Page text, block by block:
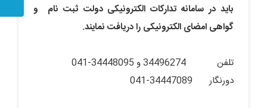
باید در سامانه تدارکات الکترونیکی دولت ثبت نام و
گواهی امضای الکترونیکی را دریافت نمایند.
تلفن 34496274 و 34448095-041
دورنگار 34447089-041